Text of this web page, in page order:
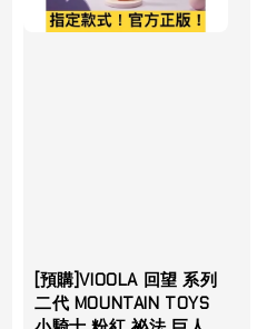
[預購]VIOOLA 回望 系列
二代 MOUNTAIN TOYS